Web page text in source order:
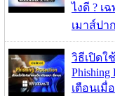
ไงดี ? เ
เมาส์ปา
วิธีเปิดใ
Phishing
เตือนเมื่